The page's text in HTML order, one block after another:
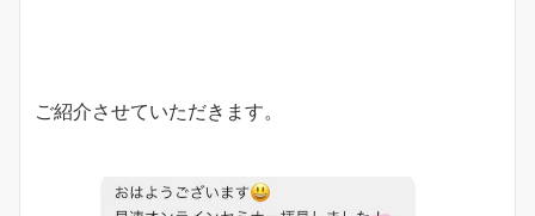
ご紹介させていただきます。